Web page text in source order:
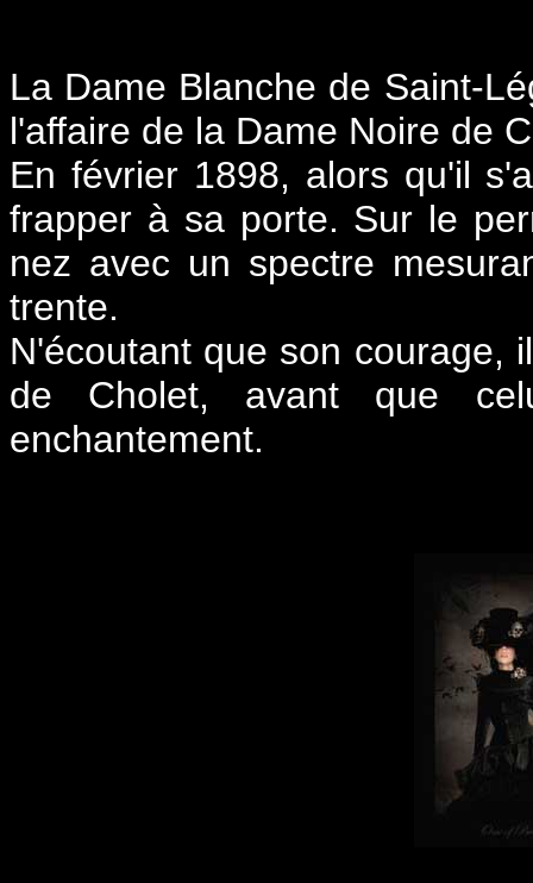
La Dame Blanche de Saint-
l'affaire de la Dame Noire de
En février 1898, alors qu'il
frapper à sa porte. Sur le
nez avec un spectre
trente.
N'écoutant que son courage,
de Cholet, avant que
enchantement.